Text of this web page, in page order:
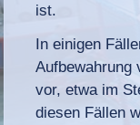
ist.
In einigen
Aufbewahrung
vor, etwa im
diesen Fällen